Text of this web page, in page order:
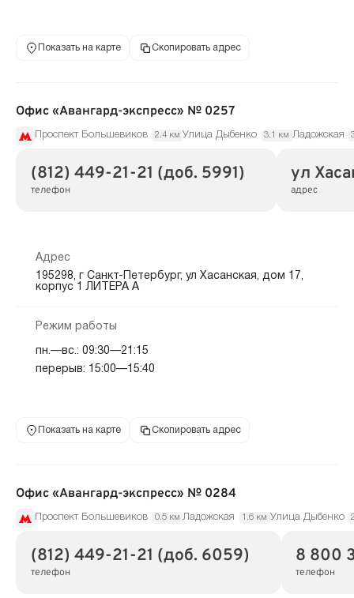
Показать на карте Скопировать адрес
Офис «Авангард-экспресс» № 0257
Проспект Большевиков 2.4 км Улица Дыбенко 3.1 км Ладожская
(812) 449-21-21 (доб. 5991)
телефон
ул
адрес
Адрес
195298, г Санкт-Петербург, ул Хасанская, дом 17,
корпус 1 ЛИТЕРА А
Режим работы
пн.—вс.: 09:30—21:15
перерыв: 15:00—15:40
Показать на карте Скопировать адрес
Офис «Авангард-экспресс» № 0284
Проспект Большевиков 0.5 км Ладожская 1.6 км Улица Дыбенко
(812) 449-21-21 (доб. 6059)
телефон
8 800
телефон